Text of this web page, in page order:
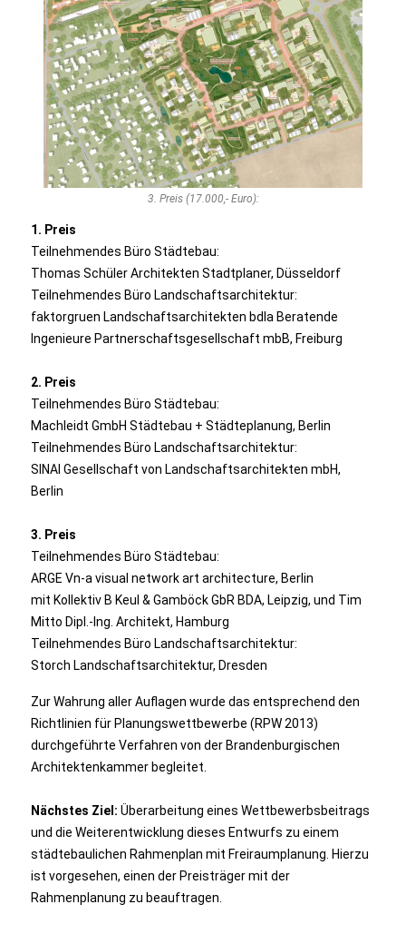
3. Preis (17.000,- Euro):
1. Preis
Teilnehmendes Büro Städtebau:
Thomas Schüler Architekten Stadtplaner, Düsseldorf
Teilnehmendes Büro Landschaftsarchitektur:
faktorgruen Landschaftsarchitekten bdla Beratende
Ingenieure Partnerschaftsgesellschaft mbB, Freiburg
2. Preis
Teilnehmendes Büro Städtebau:
Machleidt GmbH Städtebau + Städteplanung, Berlin
Teilnehmendes Büro Landschaftsarchitektur:
SINAI Gesellschaft von Landschaftsarchitekten mbH,
Berlin
3. Preis
Teilnehmendes Büro Städtebau:
ARGE Vn-a visual network art architecture, Berlin
mit Kollektiv B Keul & Gamböck GbR BDA, Leipzig, und Tim
Mitto Dipl.-Ing. Architekt, Hamburg
Teilnehmendes Büro Landschaftsarchitektur:
Storch Landschaftsarchitektur, Dresden
Zur Wahrung aller Auflagen wurde das entsprechend den
Richtlinien für Planungswettbewerbe (RPW 2013)
durchgeführte Verfahren von der Brandenburgischen
Architektenkammer begleitet.
Nächstes Ziel: Überarbeitung eines Wettbewerbsbeitrags
und die Weiterentwicklung dieses Entwurfs zu einem
städtebaulichen Rahmenplan mit Freiraumplanung. Hierzu
ist vorgesehen, einen der Preisträger mit der
Rahmenplanung zu beauftragen.